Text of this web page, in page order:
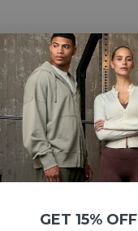
STYLE WITH
GET 15% OFF